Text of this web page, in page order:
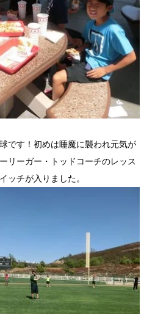
です！初めは睡魔に襲われ元気が
リーガー・トッドコーチのレッス
ッチが入りました。